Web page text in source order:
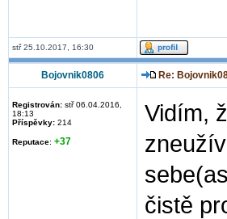
stř 25.10.2017, 16:30
Bojovnik0806 Re:
Registrován: stř 06.04.2016,
18:13
Příspěvky: 214
Reputace: +37
Vidím,
čistě